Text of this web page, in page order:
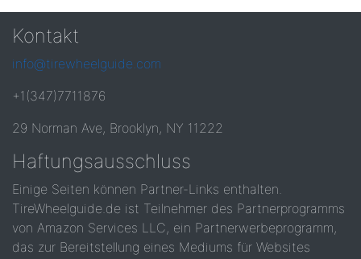
Kontakt
info@tirewheelguide.com
+1(347)7711876
29 Norman Ave, Brooklyn, NY 11222
Haftungsausschluss
Einige Seiten können Partner-Links enthalten.
TireWheelguide.de ist Teilnehmer des Partnerprogramms
von Amazon Services LLC, ein Partnerwerbeprogramm,
das zur Bereitstellung eines Mediums für Websites